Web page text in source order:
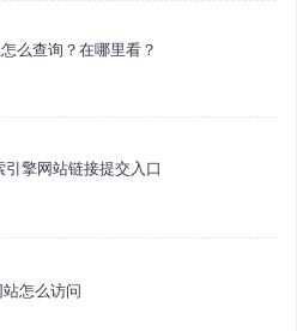
么查询？在哪里看？
引擎网站链接提交入口
怎么访问